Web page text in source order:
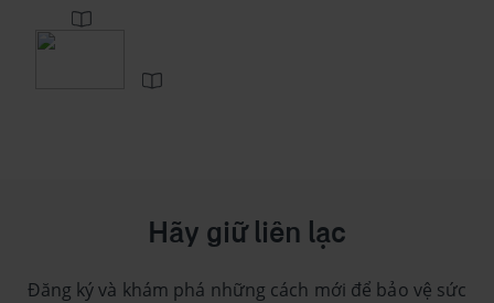
Hãy giữ liên lạc
Đăng ký và khám phá những cách mới để bảo vệ sức